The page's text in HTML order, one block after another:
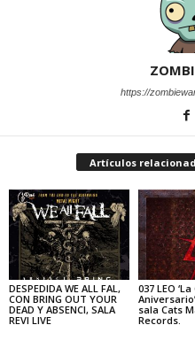
https://
Artículos
DESPEDIDA WE ALL FAL,
CON BRING OUT YOUR
DEAD Y ABSENCI, SALA
REVI LIVE
037 LEO
sala Cats
Records.